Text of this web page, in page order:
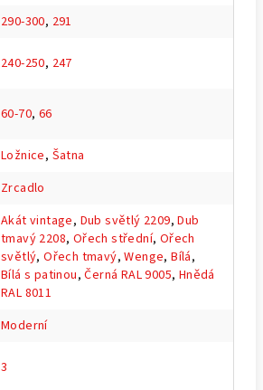
290-300, 291
240-250, 247
60-70, 66
Ložnice, Šatna
Zrcadlo
Akát vintage, Dub světlý 2209,Dub
tmavý 2208, Ořech střední, Ořech
světlý,Ořech tmavý,Wenge,Bílá,
Bílá s patinou,Černá RAL 9005, Hnědá
RAL 8011
Moderní
3